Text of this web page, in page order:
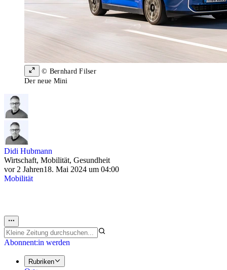
© Bernhard Filser
Der neue Mini
Didi Hubmann
Wirtschaft, Mobilität, Gesundheit
vor 2 Jahren18. Mai 2024 um 04:00
Mobilität
Abonnent:in werden
Rubriken